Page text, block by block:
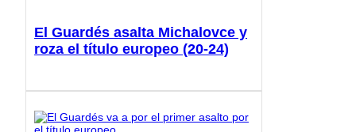
El Guardés asalta Michalovce y
roza el título europeo (20-24)